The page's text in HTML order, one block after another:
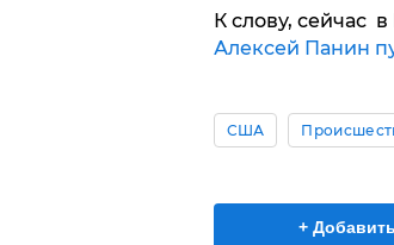
К слову, сейчас
Алексей Панин
США
+